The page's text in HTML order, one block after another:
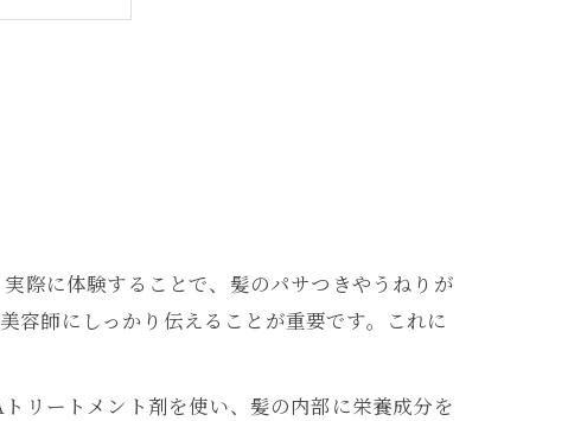
際に体験することで、髪のパサつきやうねりが
容師にしっかり伝えることが重要です。これに
リートメント剤を使い、髪の内部に栄養成分を